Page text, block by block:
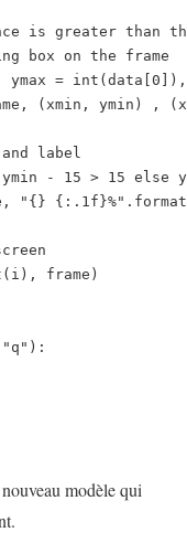
modèle qui